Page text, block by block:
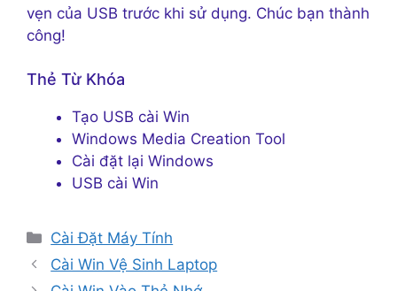
vẹn của USB trước khi sử dụng. Chúc bạn thành
công!
Thẻ Từ Khóa
Tạo USB cài Win
Windows Media Creation Tool
Cài đặt lại Windows
USB cài Win
Danh
mục
Cài Đặt Máy Tính
Cài Win Vệ Sinh Laptop